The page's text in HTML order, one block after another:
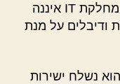
פרצופים חמוצים כאשר הסתבר כי מחלקת IT איננה
ודיבלים על מנת
נשלח ישירות